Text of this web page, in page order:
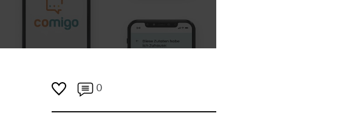
0